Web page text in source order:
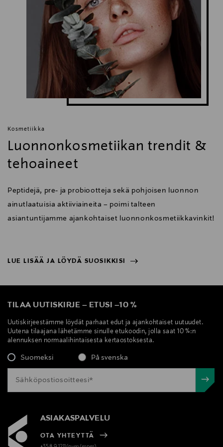
info@idunminerals.com
Idun Minerals, kasvovoide, voide, kosteusvoide,
ihonhoito, vegaaninen kasvovoide
Kosmetiikka
Luonnonkosmetiikan trendit &
tehoaineet
Peptidejä, pre- ja probiootteja sekä pohjoisen luonnon
ainutlaatuisia aktiiviaineita – poimi talteen
asiantuntijamme ajankohtaiset luonnonkosmetiikkavinkit!
LUE LISÄÄ JA LÖYDÄ SUOSIKKISI
TILAA UUTISKIRJE – ETUSI –10 %
Uutiskirjeestämme löydät parhaat edut ja ajankohtaiset uutuudet.
Uutena tilaajana lähetämme sinulle etukoodin, jolla saat 10 %:n
alennuksen normaalihintaisesta kertaostoksesta.
Suomeksi På svenska
ASIAKASPALVELU
OTA YHTEYTTÄ